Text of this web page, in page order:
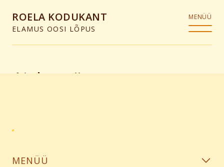
ROELA KODUKANT
ELAMUS OOSI LÕPUS
MENÜÜ
Ajaloopäev
MENÜÜ